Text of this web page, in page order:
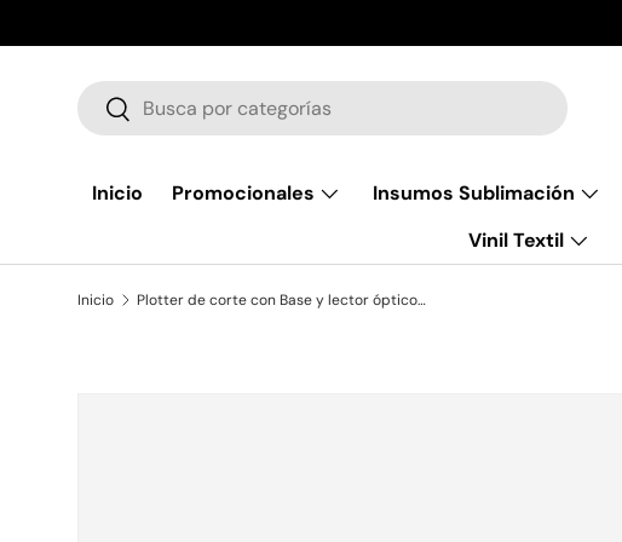
Ir al contenido
Buscar
Buscar
Inicio Promocionales Insumos Sublimación
Vinil Textil
Inicio Plotter de corte con Base y lector óptico Color Make